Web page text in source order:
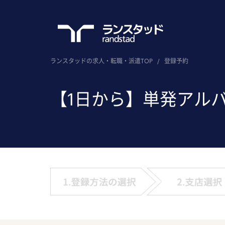
ランスタッドの求人・転職・派遣TOP / 登録予約
【1日から】単発アル